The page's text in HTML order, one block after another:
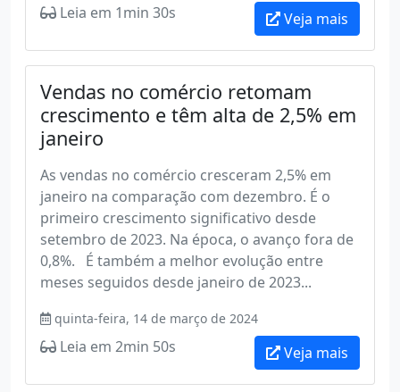
Leia em 1min 30s Veja mais
Vendas no comércio retomam
crescimento e têm alta de 2,5% em
janeiro
As vendas no comércio cresceram 2,5% em
janeiro na comparação com dezembro. É o
primeiro crescimento significativo desde
setembro de 2023. Na época, o avanço fora de
0,8%. É também a melhor evolução entre
meses seguidos desde janeiro de 2023...
quinta-feira, 14 de março de 2024
Leia em 2min 50s Veja mais